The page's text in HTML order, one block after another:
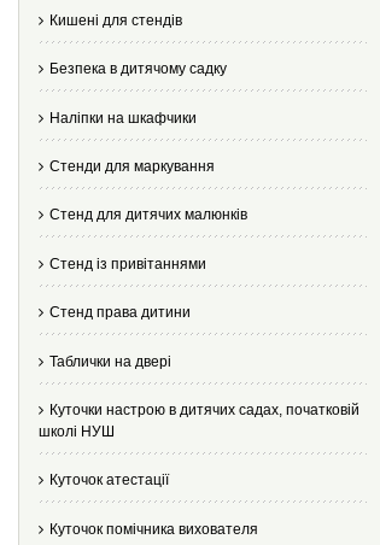
Кишені для стендів
Безпека в дитячому садку
Наліпки на шкафчики
Стенди для маркування
Стенд для дитячих малюнків
Стенд із привітаннями
Стенд права дитини
Таблички на двері
Куточки настрою в дитячих садах, початковій
школі НУШ
Куточок атестації
Куточок помічника вихователя